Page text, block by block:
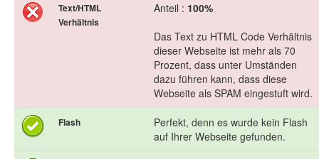
Text/HTML
Verhältnis
Anteil : 100%
Das Text zu HTML Code Verhältnis
dieser Webseite ist mehr als 70
Prozent, dass unter Umständen
dazu führen kann, dass diese
Webseite als SPAM eingestuft wird.
Flash
Perfekt, denn es wurde kein Flash
auf Ihrer Webseite gefunden.